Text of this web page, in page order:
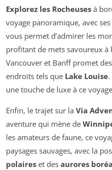
Explorez les Rocheuses à
voyage panoramique, avec
vous permet d’admirer les
profitant de mets savoureux à
Vancouver et Banff promet
endroits tels que Lake Louise
une touche de luxe à ce
Enfin, le trajet sur la Via
aventure qui mène de
les amateurs de faune, ce
paysages sauvages, avec la
polaires et des aurores